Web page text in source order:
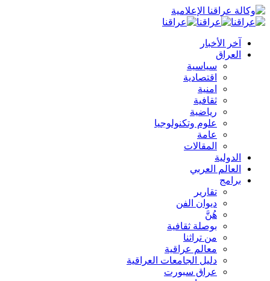
آخر الأخبار
العراق
سياسية
اقتصادية
امنية
ثقافية
رياضية
علوم وتكنولوجيا
عامة
المقالات
الدولية
العالم العربي
برامج
تقارير
ديوان الفن
هُنَّ
بوصلة ثقافية
من تراثنا
معالم عراقية
دليل الجامعات العراقية
عراق سبورت